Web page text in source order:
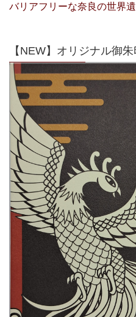
バリアフリーな奈良の世界
【NEW】オリジナル御